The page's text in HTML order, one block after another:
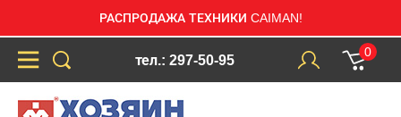
РАСПРОДАЖА ТЕХНИКИ CAIMAN!
тел.: 297-50-95
0